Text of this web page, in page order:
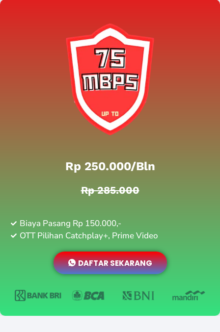
Rp 250.000/bln
Rp 285.000
Biaya Pasang Rp 150.000,-
OTT Pilihan Catchplay+, Prime Video
DAFTAR SEKARANG